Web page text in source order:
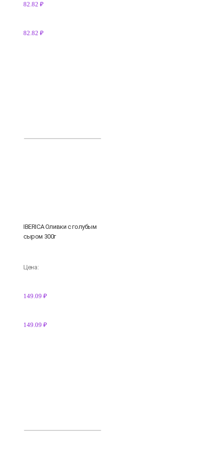
82.82 ₽
82.82 ₽
IBERICA Оливки с голубым
сыром 300г
Цена:
149.09 ₽
149.09 ₽